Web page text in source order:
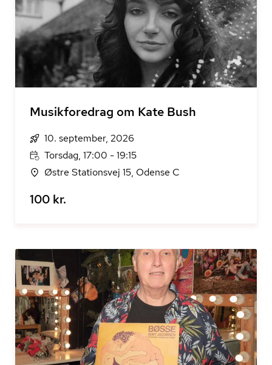
Musikforedrag om Kate Bush
10. september, 2026
Torsdag, 17:00 - 19:15
Østre Stationsvej 15, Odense C
100 kr.